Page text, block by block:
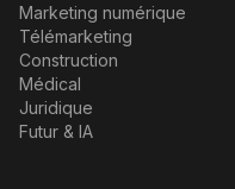
Marketing numérique
Télémarketing
Construction
Médical
Juridique
Futur & IA